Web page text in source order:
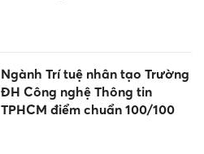
Ngành Trí tuệ nhân tạo Trường
ĐH Công nghệ Thông tin
TPHCM điểm chuẩn 100/100